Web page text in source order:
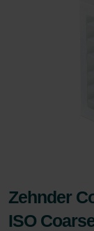
Zehnder
ISO